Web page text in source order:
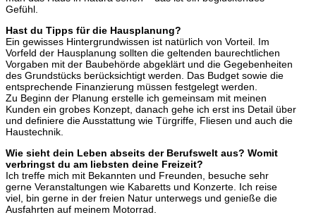
Gefühl.
Hast du Tipps für die Hausplanung?
Ein gewisses Hintergrundwissen ist natürlich von Vorteil. Im
Vorfeld der Hausplanung sollten die geltenden baurechtlichen
Vorgaben mit der Baubehörde abgeklärt und die Gegebenheiten
des Grundstücks berücksichtigt werden. Das Budget sowie die
entsprechende Finanzierung müssen festgelegt werden.
Zu Beginn der Planung erstelle ich gemeinsam mit meinen
Kunden ein grobes Konzept, danach gehe ich erst ins Detail über
und definiere die Ausstattung wie Türgriffe, Fliesen und auch die
Haustechnik.
Wie sieht dein Leben abseits der Berufswelt aus? Womit
verbringst du am liebsten deine Freizeit?
Ich treffe mich mit Bekannten und Freunden, besuche sehr
gerne Veranstaltungen wie Kabaretts und Konzerte. Ich reise
viel, bin gerne in der freien Natur unterwegs und genieße die
Ausfahrten auf meinem Motorrad.